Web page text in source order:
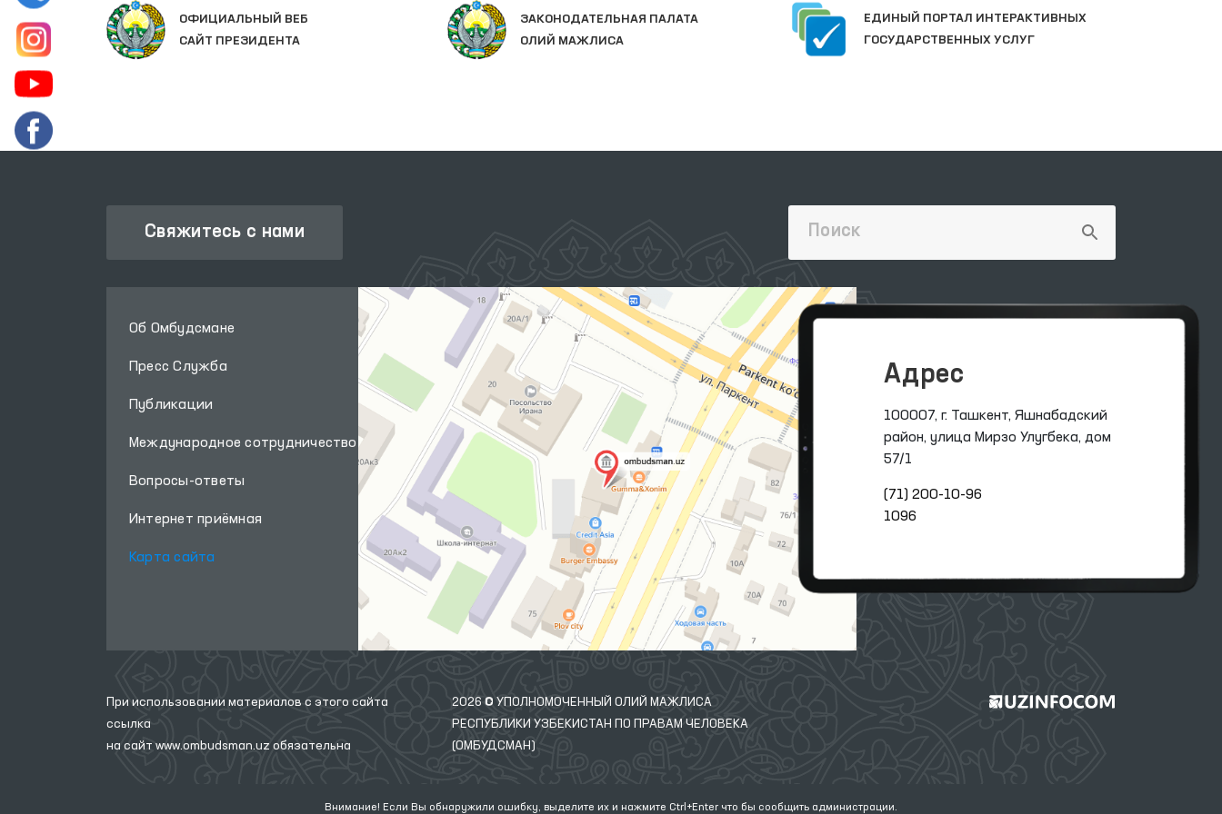
ОФИЦИАЛЬНЫЙ ВЕБ
САЙТ ПРЕЗИДЕНТА
ЗАКОНОДАТЕЛЬНАЯ ПАЛАТА
ОЛИЙ МАЖЛИСА
ЕДИНЫЙ ПОРТАЛ ИНТЕРАКТИВНЫХ
ГОСУДАРСТВЕННЫХ УСЛУГ
Свяжитесь с нами
Об Омбудсмане
Пресс Служба
Публикации
Международное сотрудничество
Вопросы-ответы
Интернет приёмная
Карта сайта
Адрес
100007, г. Ташкент, Яшнабадский
район, улица Мирзо Улугбека, дом
57/1
(71) 200-10-96
1096
При использовании материалов с этого сайта
ссылка
на сайт www.ombudsman.uz обязательна
2026 © УПОЛНОМОЧЕННЫЙ ОЛИЙ МАЖЛИСА
РЕСПУБЛИКИ УЗБЕКИСТАН ПО ПРАВАМ ЧЕЛОВЕКА
(ОМБУДСМАН)
Внимание! Если Вы обнаружили ошибку, выделите их и нажмите Ctrl+Enter что бы сообщить администрации.